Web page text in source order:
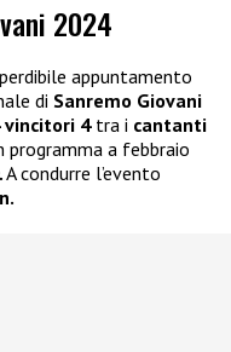
2024
appuntamento
di Sanremo Giovani
vincitori 4 tra i cantanti
programma a febbraio
A condurre l’evento